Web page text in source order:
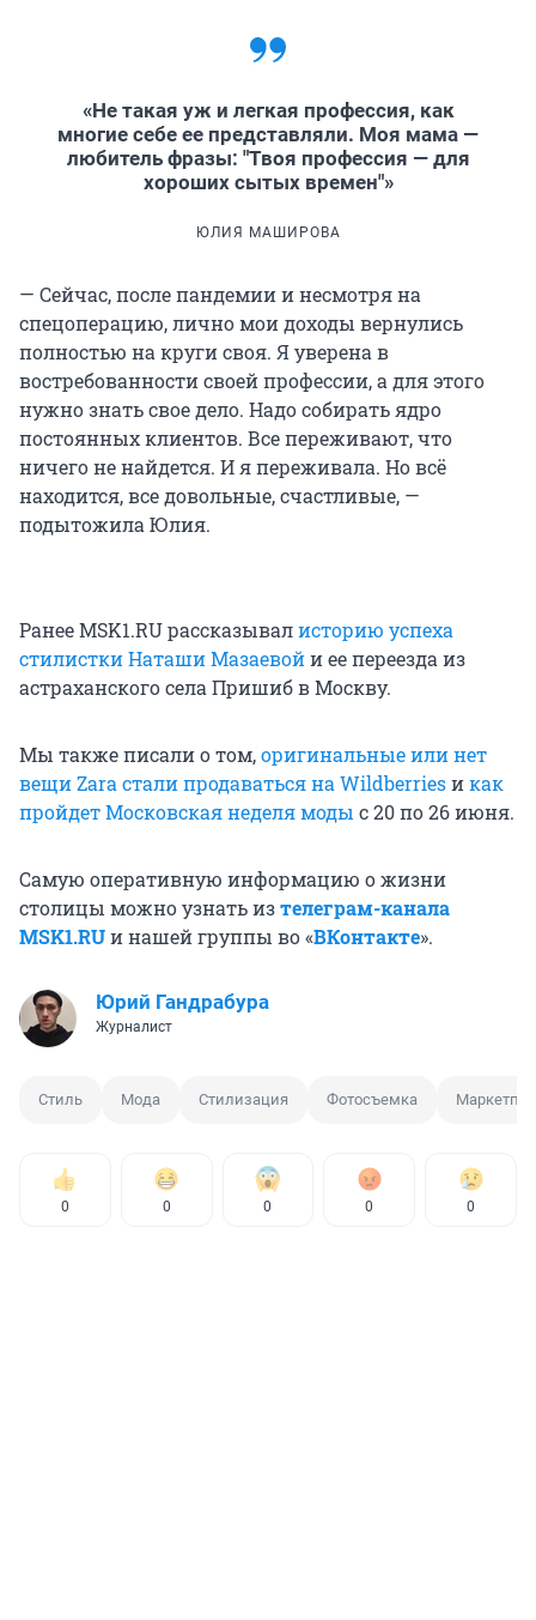
«Не такая уж и легкая профессия, как
многие себе ее представляли. Моя мама —
любитель фразы: "Твоя профессия — для
хороших сытых времен"»
ЮЛИЯ МАШИРОВА
— Сейчас, после пандемии и несмотря на
спецоперацию, лично мои доходы вернулись
полностью на круги своя. Я уверена в
востребованности своей профессии, а для этого
нужно знать свое дело. Надо собирать ядро
постоянных клиентов. Все переживают, что
ничего не найдется. И я переживала. Но всё
находится, все довольные, счастливые, —
подытожила Юлия.
Ранее MSK1.RU рассказывалисторию успеха
стилистки Наташи Мазаевойи ее переезда из
астраханского села Пришиб в Москву.
Мы также писали о том,оригинальные или нет
вещи Zara стали продаваться на Wildberriesикак
пройдет Московская неделя моды с 20 по 26 июня.
Самую оперативную информацию о жизни
столицы можно узнать изтелеграм-канала
MSK1.RUи нашей группы во «ВКонтакте».
Юрий Гандрабура
Журналист
Стиль Мода Стилизация Фотосъемка
0 0 0 0 0